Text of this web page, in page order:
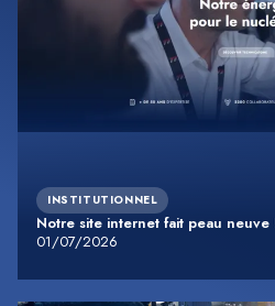
INSTITUTIONNEL
Notre site internet fait peau neuve
01/07/2026